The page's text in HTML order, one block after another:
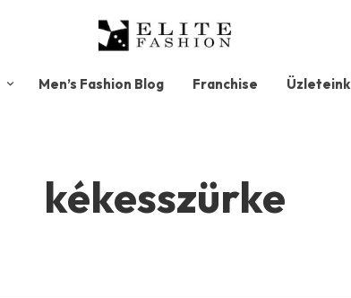
Men’s Fashion Blog Franchise Üzleteink
kékesszürke